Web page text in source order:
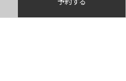
予約する